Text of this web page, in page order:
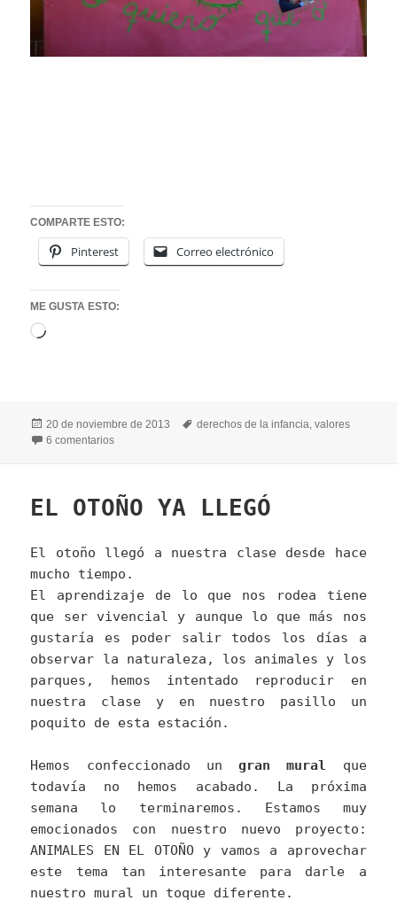
COMPARTE ESTO:
Pinterest Correo electrónico
ME GUSTA ESTO:
Cargando...
Publicado
el
20 de noviembre de 2013 Etiquetas
derechos de la infancia,valores
6 comentariosen DERECHOS DE LA INFANCIA
EL OTOÑO YA LLEGÓ
El otoño llegó a nuestra clase desde hace
mucho tiempo.
El aprendizaje de lo que nos rodea tiene
que ser vivencial y aunque lo que más nos
gustaría es poder salir todos los días a
observar la naturaleza, los animales y los
parques, hemos intentado reproducir en
nuestra clase y en nuestro pasillo un
poquito de esta estación.
Hemos confeccionado ungran mural que
todavía no hemos acabado. La próxima
semana lo terminaremos. Estamos muy
emocionados con nuestro nuevo proyecto:
ANIMALES EN EL OTOÑO y vamos a aprovechar
este tema tan interesante para darle a
nuestro mural un toque diferente.